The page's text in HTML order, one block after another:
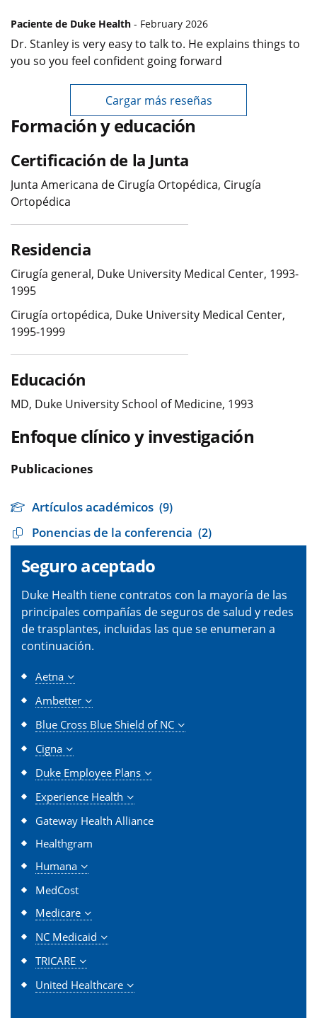
Paciente de Duke Health - February 2026
Dr. Stanley is very easy to talk to. He explains things to
you so you feel confident going forward
Cargar más reseñas
Formación y educación
Certificación de la Junta
Junta Americana de Cirugía Ortopédica, Cirugía
Ortopédica
Residencia
Cirugía general, Duke University Medical Center, 1993-
1995
Cirugía ortopédica, Duke University Medical Center,
1995-1999
Educación
MD, Duke University School of Medicine, 1993
Enfoque clínico y investigación
Publicaciones
Artículos académicos (9)
Ponencias de la conferencia (2)
Seguro aceptado
Duke Health tiene contratos con la mayoría de las
principales compañías de seguros de salud y redes
de trasplantes, incluidas las que se enumeran a
continuación.
Aetna
Ambetter
Blue Cross Blue Shield of NC
Cigna
Duke Employee Plans
Experience Health
Gateway Health Alliance
Healthgram
Humana
MedCost
Medicare
NC Medicaid
TRICARE
United Healthcare